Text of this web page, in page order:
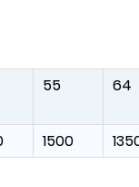
55 64
1500